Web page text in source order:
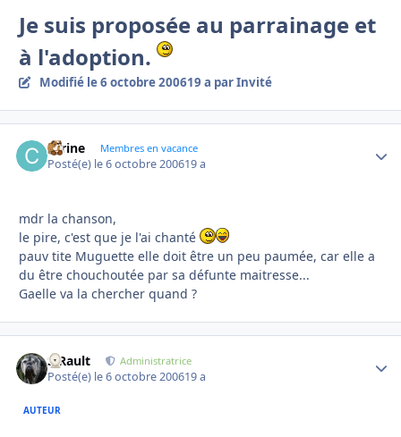
Je suis proposée au parrainage et
à l'adoption.
Modifié le 6 octobre 200619 a par Invité
carine Membres en vacance
Posté(e) le 6 octobre 200619 a
mdr la chanson,
le pire, c'est que je l'ai chanté
pauv tite Muguette elle doit être un peu paumée, car elle a
du être chouchoutée par sa défunte maitresse...
Gaelle va la chercher quand ?
S.Rault Administratrice
Posté(e) le 6 octobre 200619 a
AUTEUR